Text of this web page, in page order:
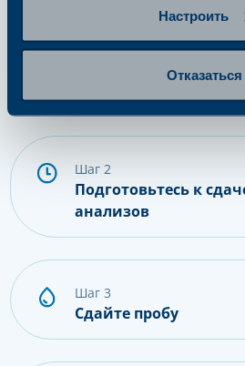
Настроить
Отказаться
шаг 1
Выберите и купите
шаг 2
Подготовьтесь к
анализов
шаг 3
Сдайте пробу